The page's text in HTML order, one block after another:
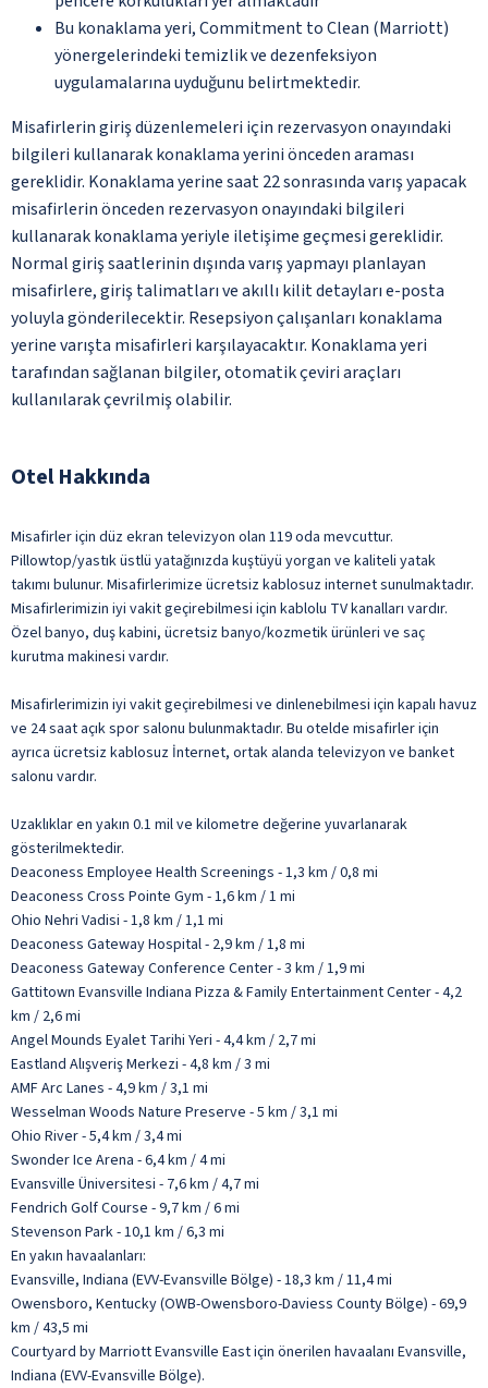
Bu konaklama yeri, Commitment to Clean (Marriott)
yönergelerindeki temizlik ve dezenfeksiyon
uygulamalarına uyduğunu belirtmektedir.
Misafirlerin giriş düzenlemeleri için rezervasyon onayındaki
bilgileri kullanarak konaklama yerini önceden araması
gereklidir. Konaklama yerine saat 22 sonrasında varış yapacak
misafirlerin önceden rezervasyon onayındaki bilgileri
kullanarak konaklama yeriyle iletişime geçmesi gereklidir.
Normal giriş saatlerinin dışında varış yapmayı planlayan
misafirlere, giriş talimatları ve akıllı kilit detayları e-posta
yoluyla gönderilecektir. Resepsiyon çalışanları konaklama
yerine varışta misafirleri karşılayacaktır. Konaklama yeri
tarafından sağlanan bilgiler, otomatik çeviri araçları
kullanılarak çevrilmiş olabilir.
Otel Hakkında
Misafirler için düz ekran televizyon olan 119 oda mevcuttur.
Pillowtop/yastık üstlü yatağınızda kuştüyü yorgan ve kaliteli yatak
takımı bulunur. Misafirlerimize ücretsiz kablosuz internet sunulmaktadır.
Misafirlerimizin iyi vakit geçirebilmesi için kablolu TV kanalları vardır.
Özel banyo, duş kabini, ücretsiz banyo/kozmetik ürünleri ve saç
kurutma makinesi vardır.
Misafirlerimizin iyi vakit geçirebilmesi ve dinlenebilmesi için kapalı havuz
ve 24 saat açık spor salonu bulunmaktadır. Bu otelde misafirler için
ayrıca ücretsiz kablosuz İnternet, ortak alanda televizyon ve banket
salonu vardır.
Uzaklıklar en yakın 0.1 mil ve kilometre değerine yuvarlanarak
gösterilmektedir.
Deaconess Employee Health Screenings - 1,3 km / 0,8 mi
Deaconess Cross Pointe Gym - 1,6 km / 1 mi
Ohio Nehri Vadisi - 1,8 km / 1,1 mi
Deaconess Gateway Hospital - 2,9 km / 1,8 mi
Deaconess Gateway Conference Center - 3 km / 1,9 mi
Gattitown Evansville Indiana Pizza & Family Entertainment Center - 4,2
km / 2,6 mi
Angel Mounds Eyalet Tarihi Yeri - 4,4 km / 2,7 mi
Eastland Alışveriş Merkezi - 4,8 km / 3 mi
AMF Arc Lanes - 4,9 km / 3,1 mi
Wesselman Woods Nature Preserve - 5 km / 3,1 mi
Ohio River - 5,4 km / 3,4 mi
Swonder Ice Arena - 6,4 km / 4 mi
Evansville Üniversitesi - 7,6 km / 4,7 mi
Fendrich Golf Course - 9,7 km / 6 mi
Stevenson Park - 10,1 km / 6,3 mi
En yakın havaalanları:
Evansville, Indiana (EVV-Evansville Bölge) - 18,3 km / 11,4 mi
Owensboro, Kentucky (OWB-Owensboro-Daviess County Bölge) - 69,9
km / 43,5 mi
Courtyard by Marriott Evansville East için önerilen havaalanı Evansville,
Indiana (EVV-Evansville Bölge).